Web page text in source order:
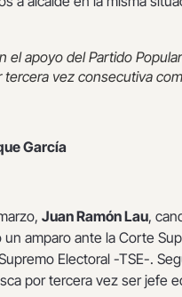
el apoyo del Partido
tercera vez consecutiva
García
Juan Ramón Lau,
amparo ante la Corte
Electoral -TSE-.
por tercera vez ser jefe